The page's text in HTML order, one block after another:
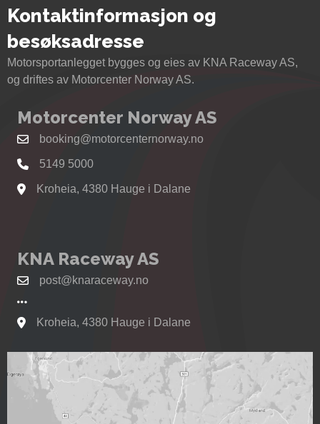
Kontaktinformasjon og
besøksadresse
Motorsportanlegget bygges og eies av KNA Raceway AS,
og driftes av Motorcenter Norway AS.
Motorcenter Norway AS
booking@motorcenternorway.no
5149 5000
Se kart til Motorcenter Norway i Sokndal
Kroheia, 4380 Hauge i Dalane
KNA Raceway AS
post@knaraceway.no
Se kart til Motorcenter Norway i Sokndal
Kroheia, 4380 Hauge i Dalane